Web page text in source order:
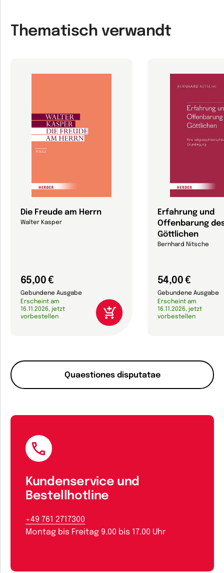
Thematisch verwandt
Quaestiones disputatae
Die Freude am Herrn
Walter Kasper
65,00 €
Gebundene Ausgabe
Erscheint am
16.11.2026, jetzt
vorbestellen
Erfahrung und
Offenbarung
Göttlichen
Bernhard Nitsche
54,00 €
Gebundene Ausgabe
Erscheint am
16.11.2026, jetzt
vorbestellen
Kundenservice und
Bestellhotline
+49 761 2717300
Montag bis Freitag 9.00 bis 17.00 Uhr